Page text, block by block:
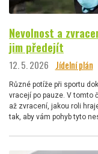
Nevolnost a
jim předejít
12. 5. 2026 Jídelní plán
Různé potíže při sportu
vracejí po pauze. V tomto
až zvracení, jakou roli
tak, aby vám pohyb tyto